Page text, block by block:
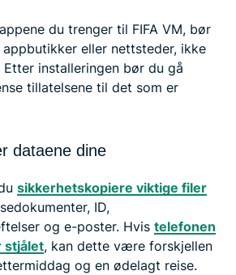
du trenger til FIFA VM, bør
eller nettsteder, ikke
installeringen bør du gå
tillatelsene til det som er
dataene dine
sikkerhetskopiere viktige filer
ID,
og e-poster. Hvis telefonen
stjålet, kan dette være forskjellen
og en ødelagt reise.